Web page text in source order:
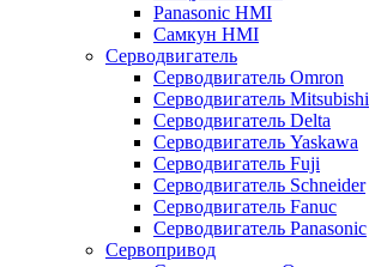
Panasonic HMI
Самкун HMI
Серводвигатель
Серводвигатель Omron
Серводвигатель Mitsubishi
Серводвигатель Delta
Серводвигатель Yaskawa
Серводвигатель Fuji
Серводвигатель Schneider
Серводвигатель Fanuc
Серводвигатель Panasonic
Сервопривод